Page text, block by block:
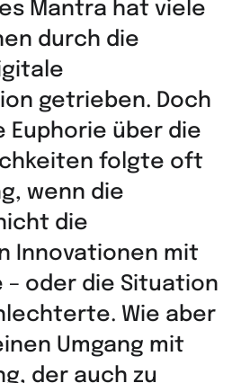
Mantra hat viele
durch die
getrieben. Doch
Euphorie über die
folgte oft
wenn die
die
Innovationen mit
oder die Situation
Wie aber
Umgang mit
der auch zu